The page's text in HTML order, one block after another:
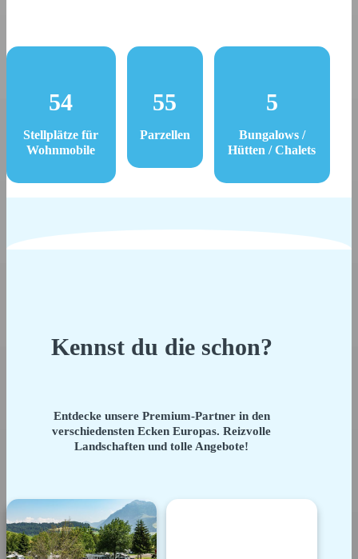
54
Stellplätze für
Wohnmobile
55
Parzellen
5
Bungalows /
Hütten / Chalets
Kennst du die schon?
Entdecke unsere Premium-Partner in den
verschiedensten Ecken Europas. Reizvolle
Landschaften und tolle Angebote!